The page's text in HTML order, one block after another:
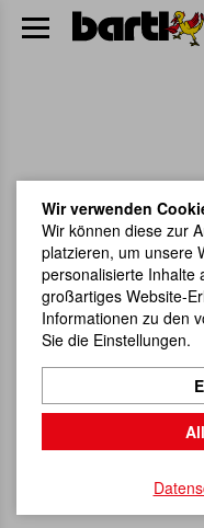
Wir verwenden
Wir können diese zur
platzieren, um unsere
personalisierte Inhalte
großartiges Website-
Informationen zu den
Sie die Einstellungen.